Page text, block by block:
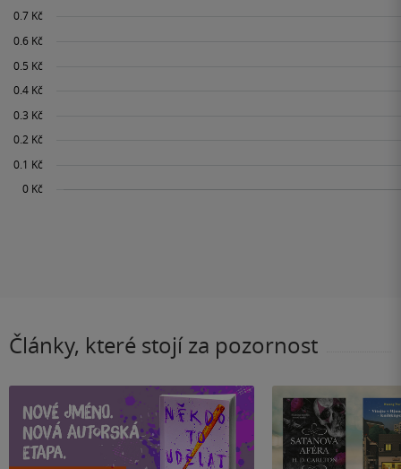
Články, které stojí za pozornost